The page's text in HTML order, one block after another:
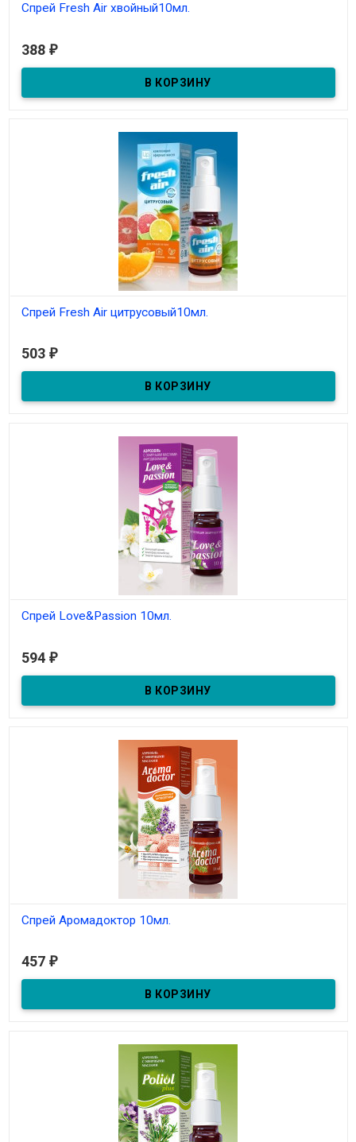
Спрей Fresh Air хвойный10мл.
мяты.
388 ₽
Спрей Fresh Air цитрусовый10мл.
апельсина, мяты.
503 ₽
Спрей Love&Passion 10мл.
594 ₽
Спрей Аромадоктор 10мл.
457 ₽